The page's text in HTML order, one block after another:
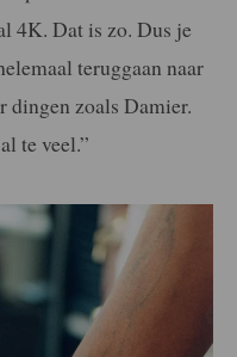
4K. Dat is zo. Dus je
teruggaan naar
dingen zoals Damier.
te veel.”